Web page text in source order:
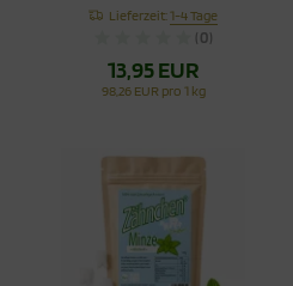
Lieferzeit:1-4 Tage
(0)
13,95 EUR
98,26 EUR pro 1 kg